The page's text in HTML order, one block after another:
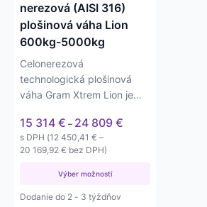
nerezová (AISI 316)
plošinová váha Lion
600kg-5000kg
Celonerezová
technologická plošinová
váha Gram Xtrem Lion je
prevádzky, v…
15 314 € – 24 809 €
s DPH (12 450,41 € –
20 169,92 € Price
12 450,41 €
20 169,92 €
bez DPH)
Výber možností
stránke
produktu.
Dodanie do 2 - 3 týždňov